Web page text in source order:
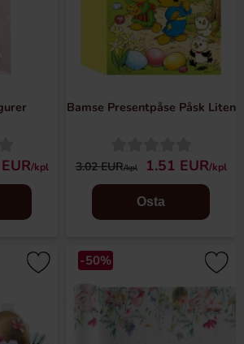
/kpl
Bamse Presentpåse Påsk Liten
3.02 EUR/kpl 1.51 EUR/kpl
Osta
-50%